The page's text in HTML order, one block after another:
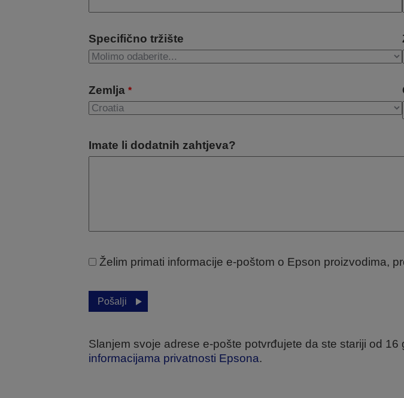
Specifično tržište
Zemlja *
Imate li dodatnih zahtjeva?
Želim primati informacije e-poštom o Epson proizvodima,
Pošalji
Slanjem svoje adrese e-pošte potvrđujete da ste stariji od
informacijama privatnosti Epsona.